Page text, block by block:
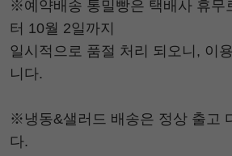
※예약배송 통밀빵은 택배사 휴무
터 10월 2일까지
일시적으로 품절 처리 되오니, 이
니다.
※냉동&샐러드 배송은 정상 출고
다.